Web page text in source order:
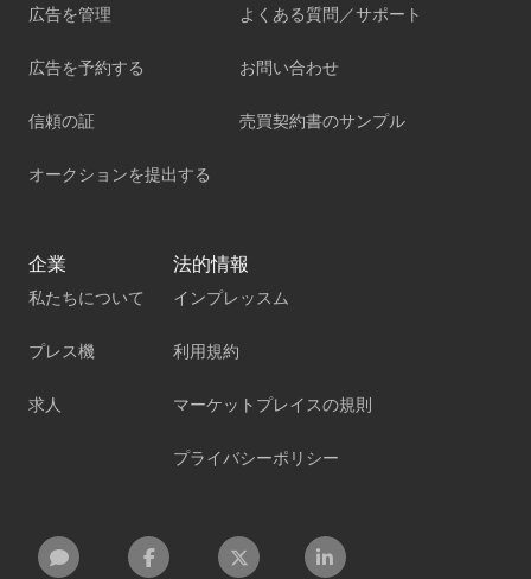
広告を管理
広告を予約する
信頼の証
オークションを提出する
よくある質問／サポート
お問い合わせ
売買契約書のサンプル
企業
私たちについて
プレス機
求人
法的情報
インプレッスム
利用規約
マーケットプレイスの規則
プライバシーポリシー